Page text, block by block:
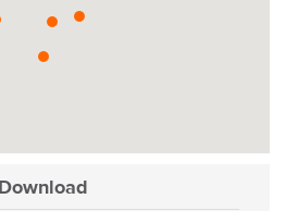
Download